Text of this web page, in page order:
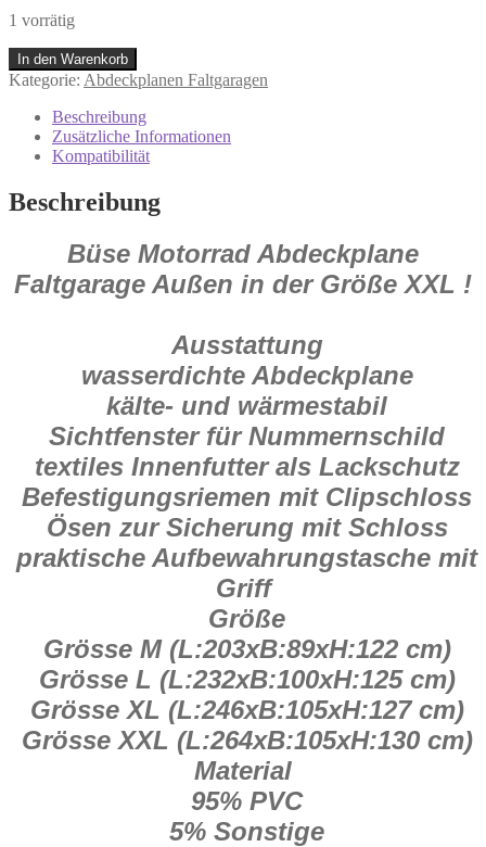
1 vorrätig
Büse
Motorrad
Abdeckplane
Faltgarage
Außen
XXL
passend
über
Menge
In den Warenkorb
Kategorie: Abdeckplanen Faltgaragen
Beschreibung
Zusätzliche Informationen
Kompatibilität
Beschreibung
Büse Motorrad Abdeckplane
Faltgarage Außen in der Größe XXL !
Ausstattung
wasserdichte Abdeckplane
kälte- und wärmestabil
Sichtfenster für Nummernschild
textiles Innenfutter als Lackschutz
Befestigungsriemen mit Clipschloss
Ösen zur Sicherung mit Schloss
praktische Aufbewahrungstasche mit
Griff
Größe
Grösse M (L:203xB:89xH:122 cm)
Grösse L (L:232xB:100xH:125 cm)
Grösse XL (L:246xB:105xH:127 cm)
Grösse XXL (L:264xB:105xH:130 cm)
Material
95% PVC
5% Sonstige